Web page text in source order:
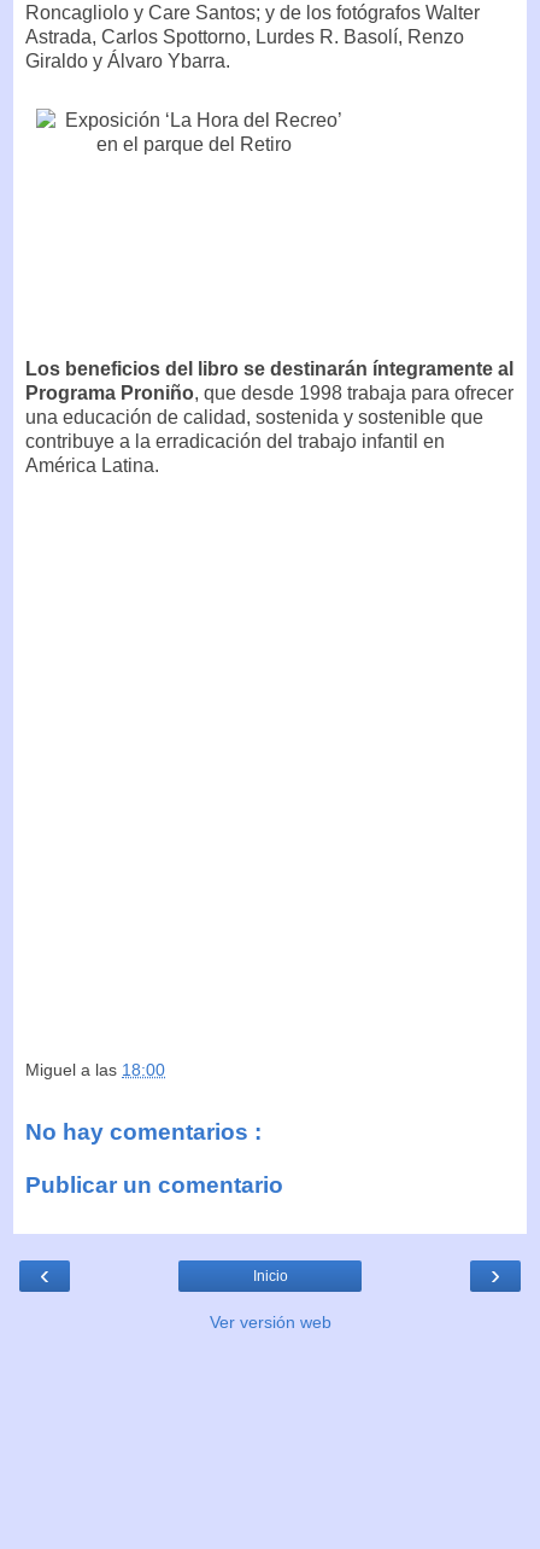
Roncagliolo y Care Santos; y de los fotógrafos Walter
Astrada, Carlos Spottorno, Lurdes R. Basolí, Renzo
Giraldo y Álvaro Ybarra.
Los beneficios del libro se destinarán íntegramente al
Programa Proniño, que desde 1998 trabaja para ofrecer
una educación de calidad, sostenida y sostenible que
contribuye a la erradicación del trabajo infantil en
América Latina.
Miguel a las 18:00
No hay comentarios :
Publicar un comentario
‹ ›
Inicio
Ver versión web